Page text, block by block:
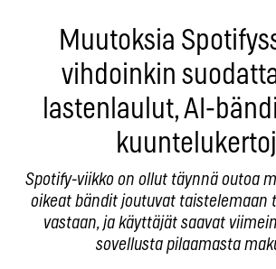
Muutoksia
vihdoinkin
lastenlaulut, AI-
Spotify-viikko on ollut täynnä outoa
oikeat bändit joutuvat taistelemaan
vastaan, ja käyttäjät saavat
sovellusta pilaamasta